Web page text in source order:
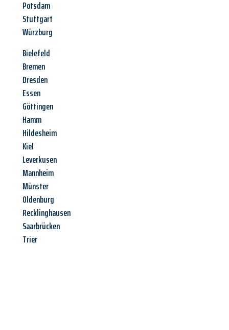
Potsdam
Stuttgart
Würzburg
Bielefeld
Bremen
Dresden
Essen
Göttingen
Hamm
Hildesheim
Kiel
Leverkusen
Mannheim
Münster
Oldenburg
Recklinghausen
Saarbrücken
Trier